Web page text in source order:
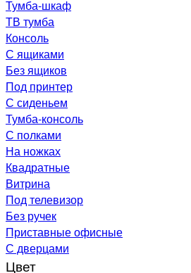
Тумба-шкаф
ТВ тумба
Консоль
С ящиками
Без ящиков
Под принтер
С сиденьем
Тумба-консоль
С полками
На ножках
Квадратные
Витрина
Под телевизор
Без ручек
Приставные офисные
С дверцами
Цвет